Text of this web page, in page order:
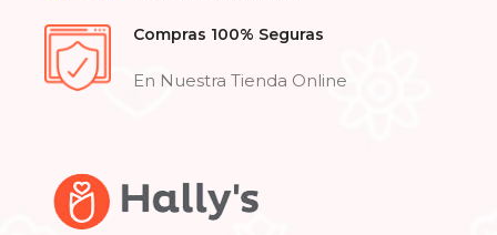
Compras 100% Seguras
En Nuestra Tienda Online